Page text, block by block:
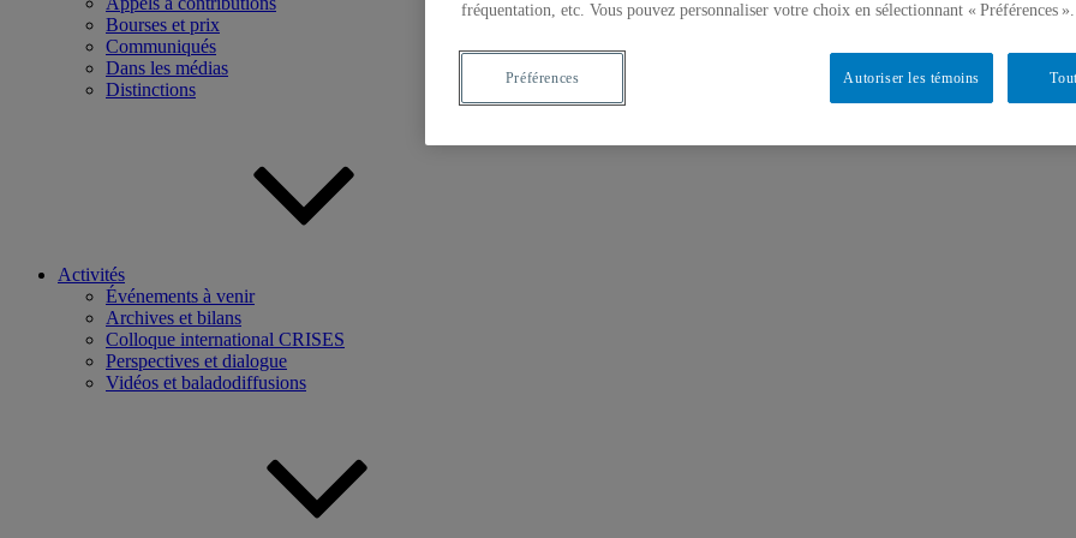
Bourses et prix
Communiqués
Dans les médias
Distinctions
Activités
Événements à venir
Archives et bilans
Colloque international CRISES
Perspectives et dialogue
Vidéos et baladodiffusions
fréquentation, etc. Vous pouvez personnaliser votre choix en sélectionnant « Préférences ».
Autoriser les témoins
Préférences